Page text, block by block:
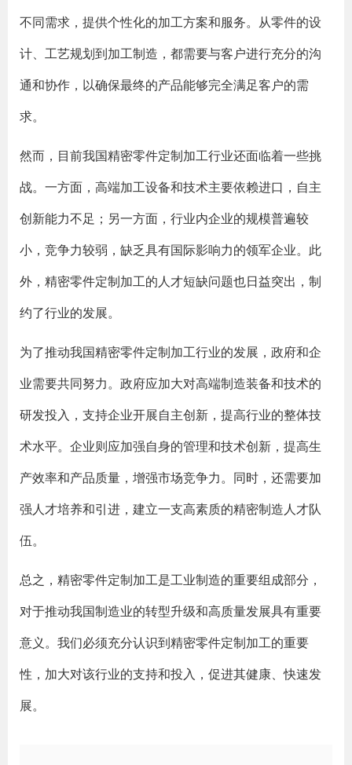
不同需求，提供个性化的加工方案和服务。从零件的设
计、工艺规划到加工制造，都需要与客户进行充分的沟
通和协作，以确保最终的产品能够完全满足客户的需
求。
然而，目前我国精密零件定制加工行业还面临着一些挑
战。一方面，高端加工设备和技术主要依赖进口，自主
创新能力不足；另一方面，行业内企业的规模普遍较
小，竞争力较弱，缺乏具有国际影响力的领军企业。此
外，精密零件定制加工的人才短缺问题也日益突出，制
约了行业的发展。
为了推动我国精密零件定制加工行业的发展，政府和企
业需要共同努力。政府应加大对高端制造装备和技术的
研发投入，支持企业开展自主创新，提高行业的整体技
术水平。企业则应加强自身的管理和技术创新，提高生
产效率和产品质量，增强市场竞争力。同时，还需要加
强人才培养和引进，建立一支高素质的精密制造人才队
伍。
总之，精密零件定制加工是工业制造的重要组成部分，
对于推动我国制造业的转型升级和高质量发展具有重要
意义。我们必须充分认识到精密零件定制加工的重要
性，加大对该行业的支持和投入，促进其健康、快速发
展。